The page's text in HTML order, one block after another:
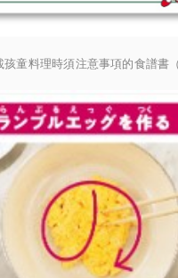
孩童料理時須注意事項的食譜書